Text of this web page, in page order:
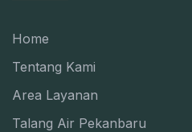
Home
Tentang Kami
Area Layanan
Talang Air Pekanbaru